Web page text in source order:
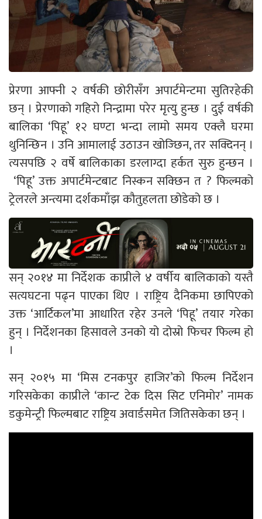
प्रेरणा आफ्नी २ वर्षकी छोरीसँग अपार्टमेन्टमा सुतिरहेकी
छन् । प्रेरणाको गहिरो निन्द्रामा परेर मृत्यु हुन्छ । दुई वर्षकी
बालिका ‘पिहू’ १२ घण्टा भन्दा लामो समय एक्लै घरमा
थुनिन्छिन । उनि आमालाई उठाउन खोज्छिन, तर सक्दिनन् ।
त्यसपछि २ वर्षे बालिकाका डरलाग्दा हर्कत सुरु हुन्छन ।
‘पिहू’ उक्त अपार्टमेन्टबाट निस्कन सक्छिन त ? फिल्मको
ट्रेलरले अन्त्यमा दर्शकमाँझ कौतुहलता छोडेको छ ।
सन् २०१४ मा निर्देशक काप्रीले ४ वर्षीय बालिकाको यस्तै
सत्यघटना पढ्न पाएका थिए । राष्ट्रिय दैनिकमा छापिएको
उक्त ‘आर्टिकल’मा आधारित रहेर उनले ‘पिहू’ तयार गरेका
हुन् । निर्देशनका हिसावले उनको यो दोस्रो फिचर फिल्म हो
।
सन् २०१५ मा ‘मिस टनकपुर हाजिर’को फिल्म निर्देशन
गरिसकेका काप्रीले ‘कान्ट टेक दिस सिट एनिमोर’ नामक
डकुमेन्ट्री फिल्मबाट राष्ट्रिय अवार्डसमेत जितिसकेका छन् ।